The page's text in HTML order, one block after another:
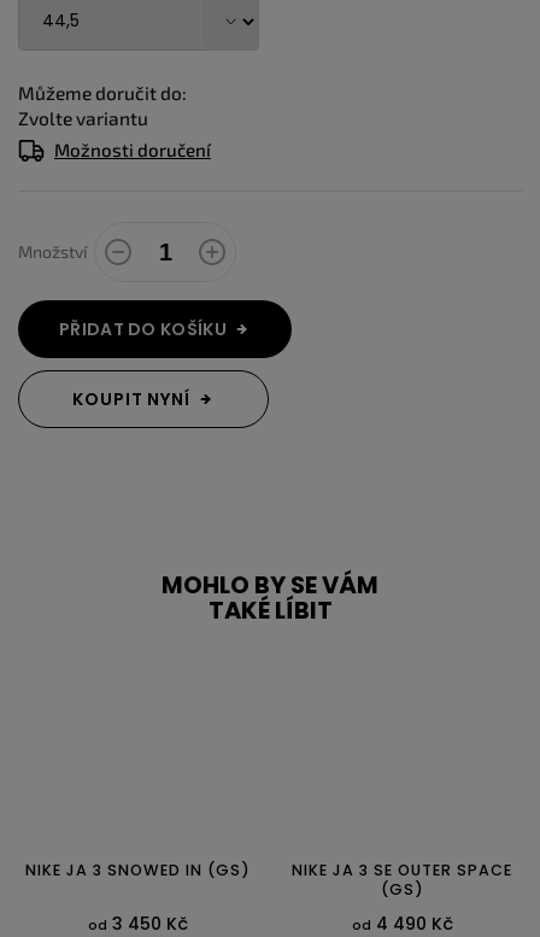
Můžeme doručit do:
Zvolte variantu
Možnosti doručení
Množství
PŘIDAT DO KOŠÍKU
KOUPIT NYNÍ
MOHLO BY SE VÁM
TAKÉ LÍBIT
NIKE JA 3 SNOWED IN (GS)
od 3 450 Kč
NIKE JA 3 SE OUTER SPACE
(GS)
od 4 490 Kč